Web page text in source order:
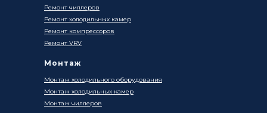
Ремонт чиллеров
Ремонт холодильных камер
Ремонт компрессоров
Ремонт VRV
Монтаж
Монтаж холодильного оборудования
Монтаж чиллеров
Монтаж холодильных камер